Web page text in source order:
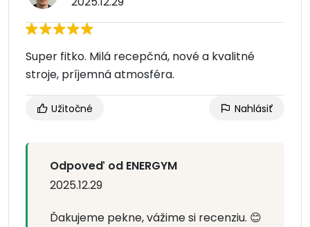
Super fitko. Milá recepčná, nové a kvalitné
stroje, príjemná atmosféra.
Užitočné Nahlásiť
Odpoveď od ENERGYM
2025.12.29
Ďakujeme pekne, vážime si recenziu. 😊